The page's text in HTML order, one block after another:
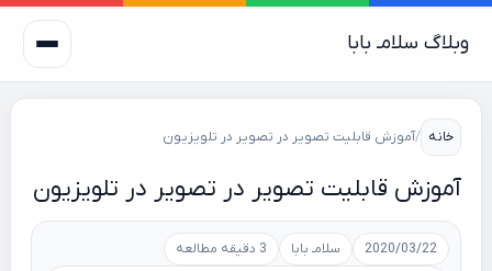
وبلاگ سلامـ بابا
خانه /آموزش قابلیت تصویر در تصویر در تلویزیون
آموزش قابلیت تصویر در تصویر در تلویزیون
2020/03/22 سلامـ بابا 3 دقیقه مطالعه